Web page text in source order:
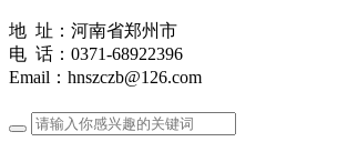
地 址：河南省郑州市
电 话：0371-68922396
Email：hnszczb@126.com